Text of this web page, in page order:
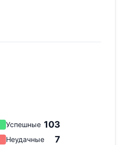
Успешные 103
Неудачные 7